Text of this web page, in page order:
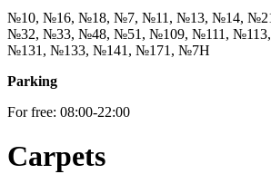
№10, №16, №18, №7, №11, №13, №14,
№32, №33, №48, №51, №109, №111,
№131, №133, №141, №171, №7Н
Parking
For free: 08:00-22:00
Carpets